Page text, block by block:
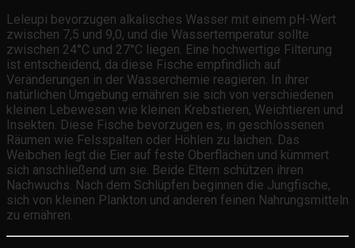
Leleupi bevorzugen alkalisches Wasser mit einem pH-Wert
zwischen 7,5 und 9,0, und die Wassertemperatur sollte
zwischen 24°C und 27°C liegen. Eine hochwertige Filterung
ist entscheidend, da diese Fische empfindlich auf
Veränderungen in der Wasserchemie reagieren. In ihrer
natürlichen Umgebung ernähren sie sich von verschiedenen
kleinen Lebewesen wie kleinen Krebstieren, Weichtieren und
Insekten. Diese Fische bevorzugen es, in geschlossenen
Räumen wie Felsspalten oder Höhlen zu laichen. Das
Weibchen legt die Eier auf feste Oberflächen und kümmert
sich anschließend um sie. Beide Eltern schützen ihren
Nachwuchs. Nach dem Schlüpfen beginnen die Jungfische,
sich von kleinen Plankton und anderen feinen Nahrungsmitteln
zu ernähren.